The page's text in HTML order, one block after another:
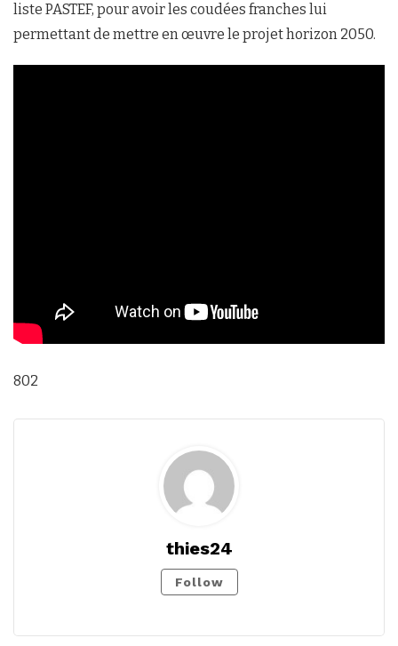
liste PASTEF, pour avoir les coudées franches lui
permettant de mettre en œuvre le projet horizon 2050.
802
thies24
Follow